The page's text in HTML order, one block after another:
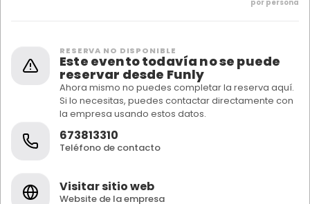
por persona
RESERVA NO DISPONIBLE
Este evento todavía no se puede
reservar desde Funly
Ahora mismo no puedes completar la reserva aquí.
Si lo necesitas, puedes contactar directamente con
la empresa usando estos datos.
673813310
Teléfono de contacto
Visitar sitio web
Website de la empresa